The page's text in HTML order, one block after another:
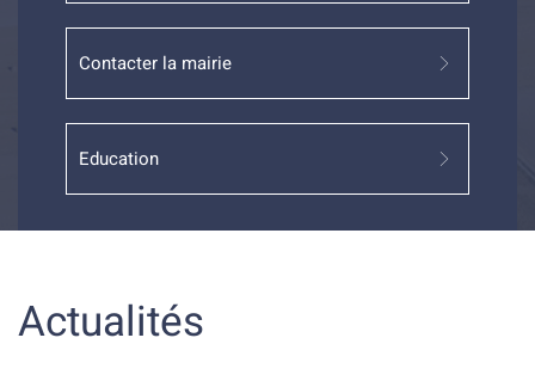
Contacter la mairie
Education
Actualités